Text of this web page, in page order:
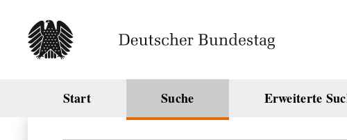
Start Suche Erweiterte